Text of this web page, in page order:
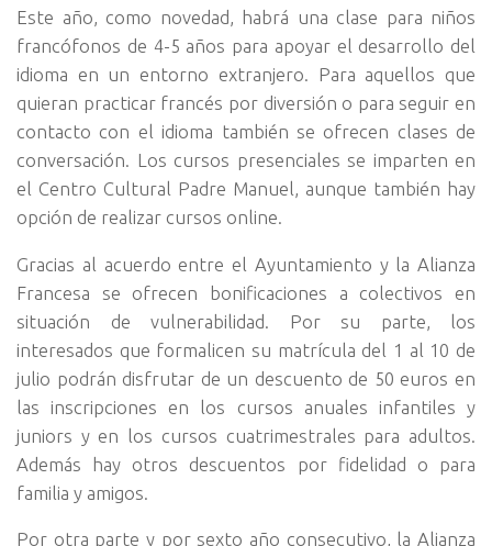
Este año, como novedad, habrá una clase para niños
francófonos de 4-5 años para apoyar el desarrollo del
idioma en un entorno extranjero. Para aquellos que
quieran practicar francés por diversión o para seguir en
contacto con el idioma también se ofrecen clases de
conversación. Los cursos presenciales se imparten en
el Centro Cultural Padre Manuel, aunque también hay
opción de realizar cursos online.
Gracias al acuerdo entre el Ayuntamiento y la Alianza
Francesa se ofrecen bonificaciones a colectivos en
situación de vulnerabilidad. Por su parte, los
interesados que formalicen su matrícula del 1 al 10 de
julio podrán disfrutar de un descuento de 50 euros en
las inscripciones en los cursos anuales infantiles y
juniors y en los cursos cuatrimestrales para adultos.
Además hay otros descuentos por fidelidad o para
familia y amigos.
Por otra parte y por sexto año consecutivo, la Alianza